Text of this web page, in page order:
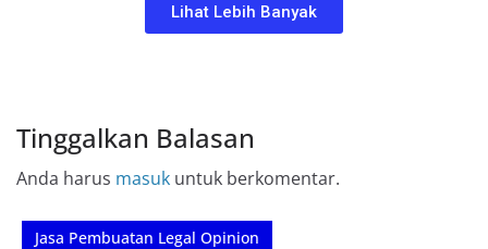
Lihat Lebih Banyak
Tinggalkan Balasan
Anda harus masuk untuk berkomentar.
Jasa Pembuatan Legal Opinion